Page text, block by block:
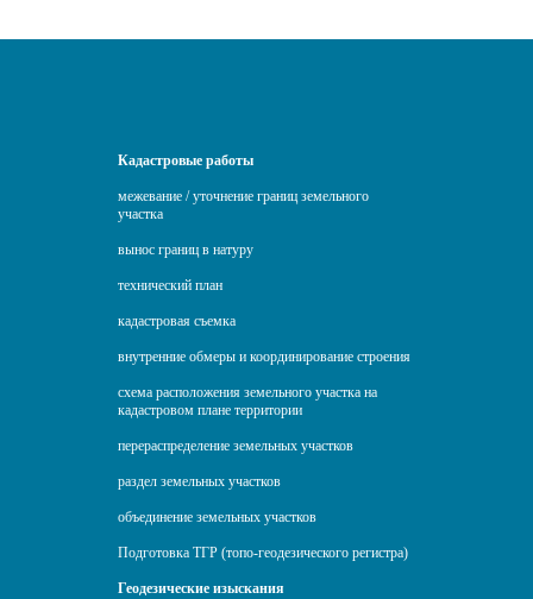
Кадастровые работы
межевание / уточнение границ земельного
участка
вынос границ в натуру
технический план
кадастровая съемка
внутренние обмеры и координирование строения
схема расположения земельного участка на
кадастровом плане территории
перераспределение земельных участков
раздел земельных участков
объединение земельных участков
Подготовка ТГР (топо-геодезического регистра)
Геодезические изыскания